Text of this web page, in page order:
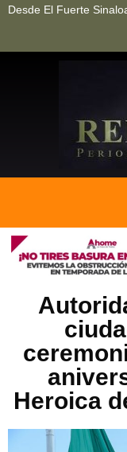
Desde El Fuerte
Heroica